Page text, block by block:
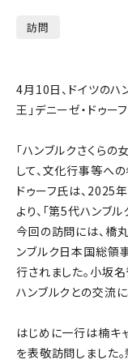
訪問
4月10日、ドイツのハ
王」デニーゼ・ドゥー
「ハンブルクさくらの
して、文化行事等へ
ドゥーフ氏は、2025
より、「第5代ハンブ
今回の訪問には、橋
ンブルク日本国総領
行されました。小坂
ハンブルクとの交流
はじめに一行は楠キ
を表敬訪問しました。